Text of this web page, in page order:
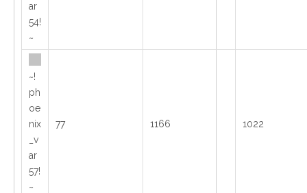
ar
54!
~
~!
ph
oe
nix
_v
ar
57!
~
77 1166 1022